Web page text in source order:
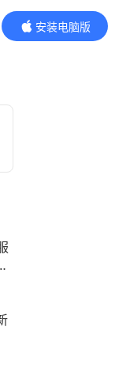
安装电脑版
内容更精彩